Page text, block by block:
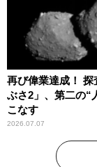
再び偉業達成！ 探
ぶさ2」、第二の“
こなす
2026.07.07